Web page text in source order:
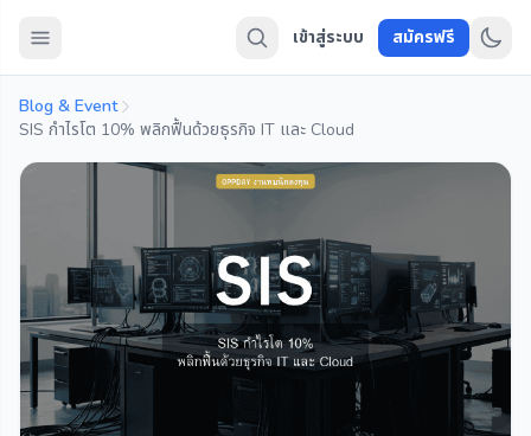
เข้าสู่ระบบ สมัครฟรี
Blog & Event
SIS กำไรโต 10% พลิกฟื้นด้วยธุรกิจ IT และ Cloud